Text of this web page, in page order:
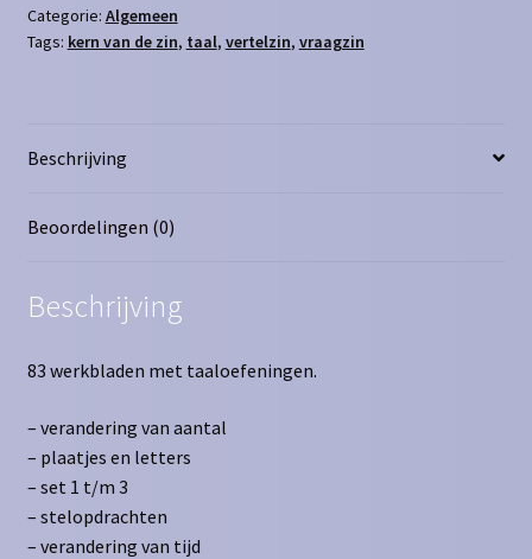
aantal
Categorie: Algemeen
Tags: kern van de zin, taal, vertelzin, vraagzin
Beschrijving
Beoordelingen (0)
Beschrijving
83 werkbladen met taaloefeningen.
– verandering van aantal
– plaatjes en letters
– set 1 t/m 3
– stelopdrachten
– verandering van tijd